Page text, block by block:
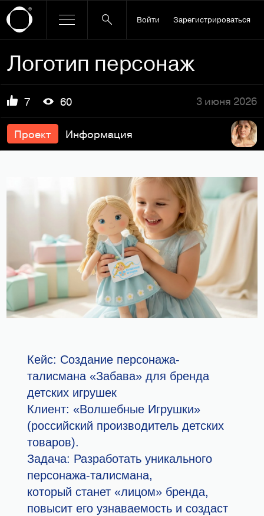
Войти Зарегистрироваться
Логотип персонаж
7 60 3 июня 2026
Проект Информация
Кейс: Создание персонажа-
талисмана «Забава» для бренда
детских игрушек
Клиент: «Волшебные Игрушки»
(российский производитель детских
товаров).
Задача: Разработать уникального
персонажа-талисмана,
который станет «лицом» бренда,
повысит его узнаваемость и создаст